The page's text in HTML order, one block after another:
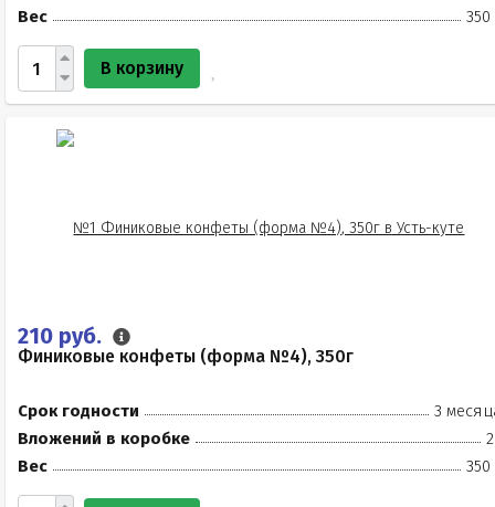
Вес
350
В корзину
210 руб.
Финиковые конфеты (форма №4), 350г
Срок годности
3
Вложений в коробке
Вес
350